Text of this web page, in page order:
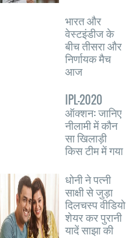
भारत और
वेस्टइंडीज के
बीच तीसरा और
निर्णायक मैच
आज
IPL-2020
ऑक्शन: जानिए
नीलामी में कौन
सा खिलाड़ी
किस टीम में गया
धोनी ने पत्नी
साक्षी से जुड़ा
दिलचस्प वीडियो
शेयर कर पुरानी
यादें साझा की